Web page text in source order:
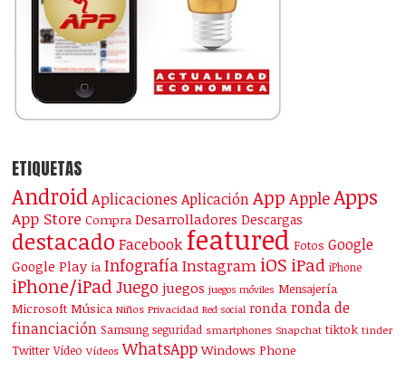
ETIQUETAS
Android Aplicaciones Aplicación App AppleApps
App Store Compra Desarrolladores Descargas
destacado Facebook featured Fotos Google
Google Play ia InfografíaInstagram iOS iPad iPhone
iPhone/iPad Juego juegos juegos móviles Mensajería
Microsoft Música Niños Privacidad Red social ronda ronda de
financiación Samsung seguridad smartphones Snapchat tiktok tinder
Twitter Vídeo Vídeos WhatsApp Windows Phone